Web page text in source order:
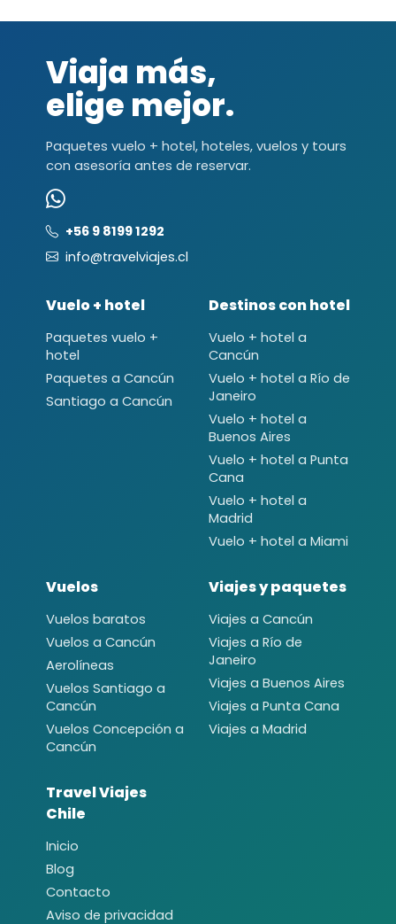
Viaja más,
elige mejor.
Paquetes vuelo + hotel, hoteles, vuelos y tours
con asesoría antes de reservar.
+56 9 8199 1292
info@travelviajes.cl
Vuelo + hotel
Paquetes vuelo +
hotel
Paquetes a Cancún
Santiago a Cancún
Destinos con hotel
Vuelo + hotel a
Cancún
Vuelo + hotel a Río de
Janeiro
Vuelo + hotel a
Buenos Aires
Vuelo + hotel a Punta
Cana
Vuelo + hotel a
Madrid
Vuelo + hotel a Miami
Vuelos
Vuelos baratos
Vuelos a Cancún
Aerolíneas
Vuelos Santiago a
Cancún
Vuelos Concepción a
Cancún
Viajes y paquetes
Viajes a Cancún
Viajes a Río de
Janeiro
Viajes a Buenos Aires
Viajes a Punta Cana
Viajes a Madrid
Travel Viajes
Chile
Inicio
Blog
Contacto
Aviso de privacidad